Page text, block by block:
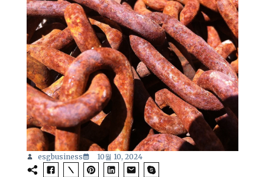
esgbusiness 10월 10, 2024